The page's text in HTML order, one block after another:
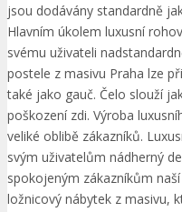
jsou dodávány standardně
Hlavním úkolem luxusní
svému uživateli
postele z masivu Praha lze
také jako gauč. Čelo slouží
poškození zdi. Výroba
veliké oblibě zákazníků.
svým uživatelům nádherný
spokojeným zákazníkům
ložnicový nábytek z masivu,